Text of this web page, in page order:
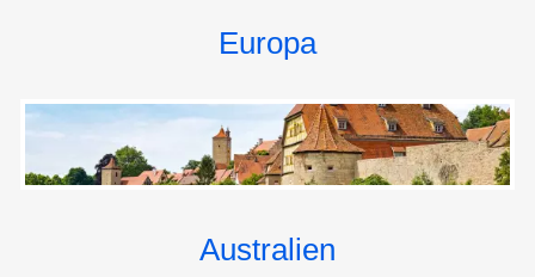
Altstadt liegt die Piazza del Campo, einer der
In dieser einzigartigen historischen Szenerie wird eine
jahrhundertealte Tradition gepflegt: zweimal im Jahr
wird hier das Pferderennen "Palio di Siena"
Viele Adelspalais prägen das Stadtbild. Zu ihnen gehört
der Palazzo Sallembeni. Hier wurde 1472 die älteste
Europa
Australien